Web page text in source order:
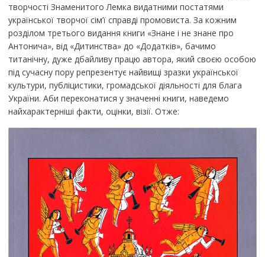
творчості Знаменитого Лемка видатними постатями
української творчої сім’ї справді промовиста. За кожним
розділом третього видання книги «Знане і не знане про
Антонича», від «Дитинства» до «Додатків», бачимо
титанічну, дуже дбайливу працю автора, який своєю особою
під сучасну пору репрезентує найвищі зразки української
культури, публіцистики, громадської діяльності для блага
України. Аби переконатися у значенні книги, наведемо
найхарактерніші факти, оцінки, візії. Отже: